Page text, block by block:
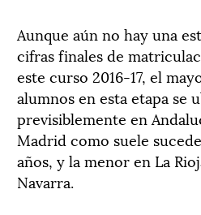
Aunque aún no hay una
cifras finales de
este curso 2016-17, el
alumnos en esta etapa se
previsiblemente en
Madrid como suele
años, y la menor en La
Navarra.